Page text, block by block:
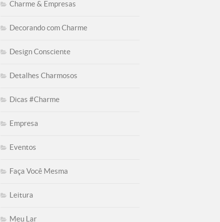
Charme & Empresas
Decorando com Charme
Design Consciente
Detalhes Charmosos
Dicas #Charme
Empresa
Eventos
Faça Você Mesma
Leitura
Meu Lar